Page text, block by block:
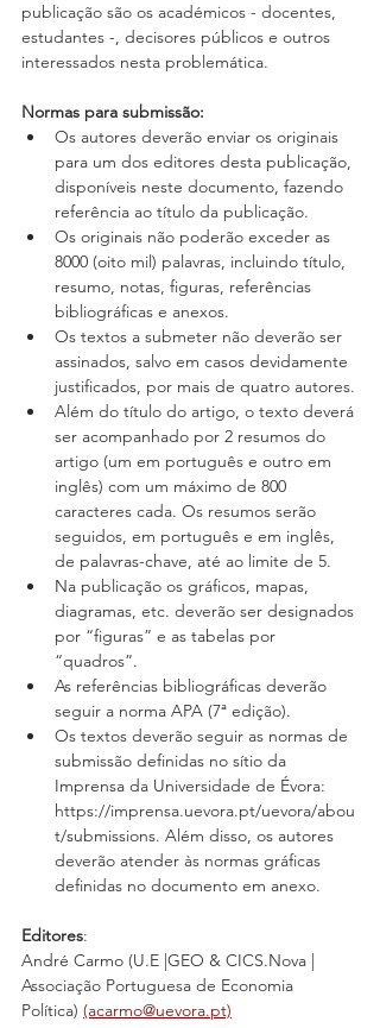
publicação são os académicos - docentes,
estudantes -, decisores públicos e outros
interessados nesta problemática.
Normas para submissão:
Os autores deverão enviar os originais
para um dos editores desta publicação,
disponíveis neste documento, fazendo
referência ao título da publicação.
Os originais não poderão exceder as
8000 (oito mil) palavras, incluindo título,
resumo, notas, figuras, referências
bibliográficas e anexos.
Os textos a submeter não deverão ser
assinados, salvo em casos devidamente
justificados, por mais de quatro autores.
Além do título do artigo, o texto deverá
ser acompanhado por 2 resumos do
artigo (um em português e outro em
inglês) com um máximo de 800
caracteres cada. Os resumos serão
seguidos, em português e em inglês,
de palavras-chave, até ao limite de 5.
Na publicação os gráficos, mapas,
diagramas, etc. deverão ser designados
por “figuras” e as tabelas por
“quadros”.
As referências bibliográficas deverão
seguir a norma APA (7ª edição).
Os textos deverão seguir as normas de
submissão definidas no sítio da
Imprensa da Universidade de Évora:
https://imprensa.uevora.pt/uevora/abou
t/submissions. Além disso, os autores
deverão atender às normas gráficas
definidas no documento em anexo.
Editores:
André Carmo (U.E |GEO & CICS.Nova |
Associação Portuguesa de Economia
Política) (acarmo@uevora.pt)